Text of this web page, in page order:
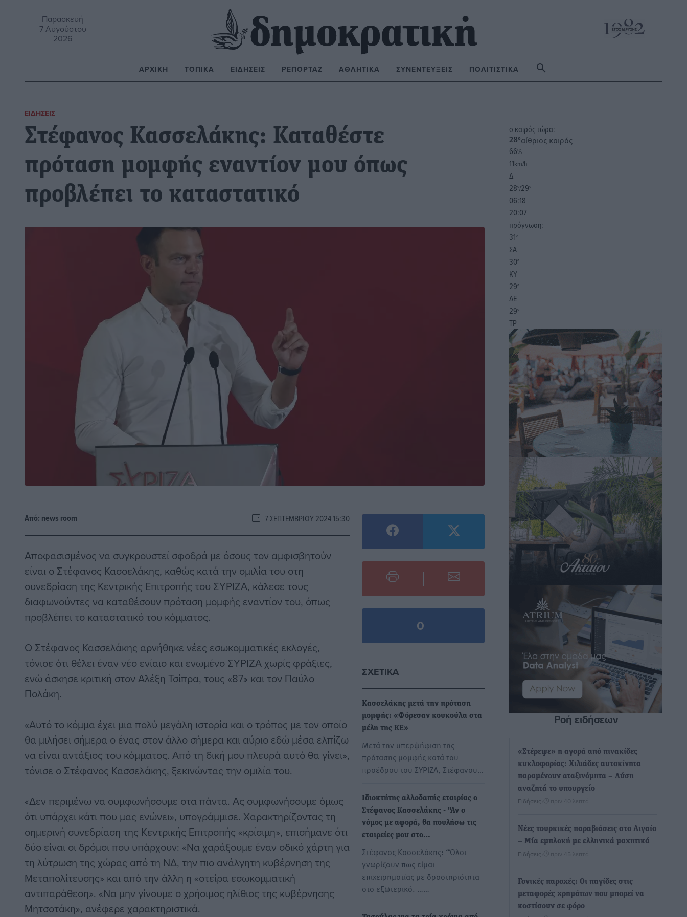
Παρασκευή
7 Αυγούστου
2026
ΑΡΧΙΚΉ ΤΟΠΙΚΆ ΕΙΔΉΣΕΙΣ ΡΕΠΟΡΤΆΖ ΑΘΛΗΤΙΚΆ ΣΥΝΕΝΤΕΎΞΕΙΣ ΠΟΛΙΤΙΣΤΙΚΆ
ΕΙΔΉΣΕΙΣ
Στέφανος Κασσελάκης: Καταθέστε
πρόταση μομφής εναντίον μου όπως
προβλέπει το καταστατικό
Από: news room 7 ΣΕΠΤΕΜΒΡΊΟΥ 2024 15:30
Αποφασισμένος να συγκρουστεί σφοδρά με όσους τον αμφισβητούν
είναι ο Στέφανος Κασσελάκης, καθώς κατά την ομιλία του στη
συνεδρίαση της Κεντρικής Επιτροπής του ΣΥΡΙΖΑ, κάλεσε τους
διαφωνούντες να καταθέσουν πρόταση μομφής εναντίον του, όπως
προβλέπει το καταστατικό του κόμματος.
Ο Στέφανος Κασσελάκης αρνήθηκε νέες εσωκομματικές εκλογές,
τόνισε ότι θέλει έναν νέο ενίαιο και ενωμένο ΣΥΡΙΖΑ χωρίς φράξιες,
ενώ άσκησε κριτική στον Αλέξη Τσίπρα, τους «87» και τον Παύλο
Πολάκη.
«Αυτό το κόμμα έχει μια πολύ μεγάλη ιστορία και ο τρόπος με τον οποίο
θα μιλήσει σήμερα ο ένας στον άλλο σήμερα και αύριο εδώ μέσα ελπίζω
να είναι αντάξιος του κόμματος. Από τη δική μου πλευρά αυτό θα γίνει»,
τόνισε ο Στέφανος Κασσελάκης, ξεκινώντας την ομιλία του.
«Δεν περιμένω να συμφωνήσουμε στα πάντα. Ας συμφωνήσουμε όμως
ότι υπάρχει κάτι που μας ενώνει», υπογράμμισε. Χαρακτηρίζοντας τη
σημερινή συνεδρίαση της Κεντρικής Επιτροπής «κρίσιμη», επισήμανε ότι
δύο είναι οι δρόμοι που υπάρχουν: «Να χαράξουμε έναν οδικό χάρτη για
τη λύτρωση της χώρας από τη ΝΔ, την πιο ανάλγητη κυβέρνηση της
Μεταπολίτευσης» και από την άλλη η «στείρα εσωκομματική
αντιπαράθεση». «Να μην γίνουμε ο χρήσιμος ηλίθιος της κυβέρνησης
Μητσοτάκη», ανέφερε χαρακτηριστικά.
0
ΣΧΕΤΙΚΆ
Κασσελάκης μετά την πρόταση
μομφής: «Φόρεσαν κουκούλα στα
μέλη της ΚΕ»
Μετά την υπερψήφιση της
πρότασης μομφής κατά του
προέδρου του ΣΥΡΙΖΑ, Στέφανου…
Ιδιοκτήτης αλλοδαπής εταιρίας ο
Στέφανος Κασσελάκης - "Αν ο
νόμος με αφορά, θα πουλήσω τις
εταιρείες μου στο…
Στέφανος Κασσελάκης: “Όλοι
γνωρίζουν πως είμαι
επιχειρηματίας με δραστηριότητα
στο εξωτερικό. ……
o καιρός τώρα:
28°αίθριος καιρός
66%
11km/h
Δ
28°/29°
06:18
20:07
πρόγνωση:
31°
ΣΑ
30°
ΚΥ
29°
ΔΕ
29°
ΤΡ
Ροή ειδήσεων
«Στέρεψε» η αγορά από πινακίδες
κυκλοφορίας: Χιλιάδες αυτοκίνητα
παραμένουν αταξινόμητα – Λύση
αναζητά το υπουργείο
Ειδήσεις πριν 40 λεπτά
Νέες τουρκικές παραβιάσεις στο Αιγαίο
– Μία εμπλοκή με ελληνικά μαχητικά
Ειδήσεις πριν 45 λεπτά
Γονικές παροχές: Οι παγίδες στις
μεταφορές χρημάτων που μπορεί να
κοστίσουν σε φόρο